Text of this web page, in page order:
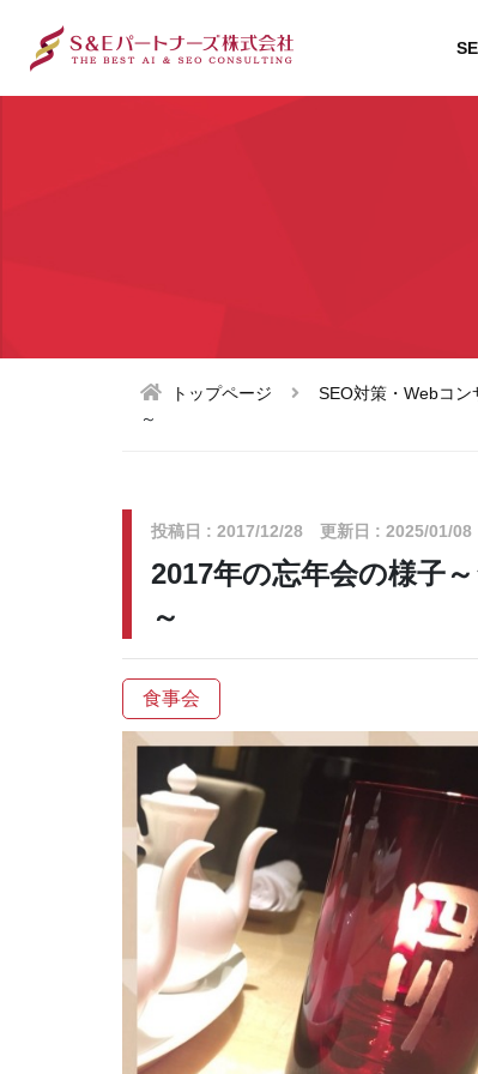
トップページ SEO対策・Webコン
～
投稿日 : 2017/12/28 更新日 : 2025/01/08
2017年の忘年会の様子
～
食事会